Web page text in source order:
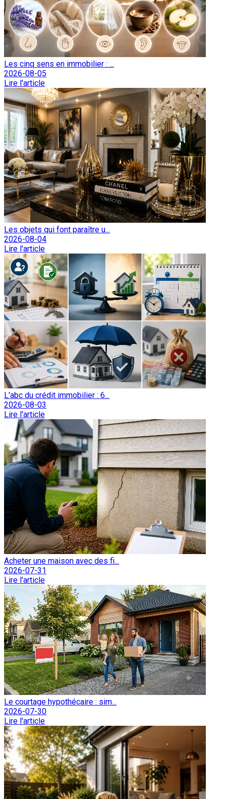
Les cinq sens en immobilier : ...
2026-08-05
Lire l'article
Les objets qui font paraître u...
2026-08-04
Lire l'article
L'abc du crédit immobilier : 6...
2026-08-03
Lire l'article
Acheter une maison avec des fi...
2026-07-31
Lire l'article
Le courtage hypothécaire : sim...
2026-07-30
Lire l'article